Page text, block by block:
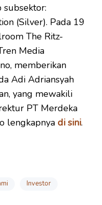
subsektor:
(Silver). Pada 19
The Ritz-
Media
memberikan
Adi Adriansyah
yang mewakili
PT Merdeka
lengkapnya di sini.
Investor